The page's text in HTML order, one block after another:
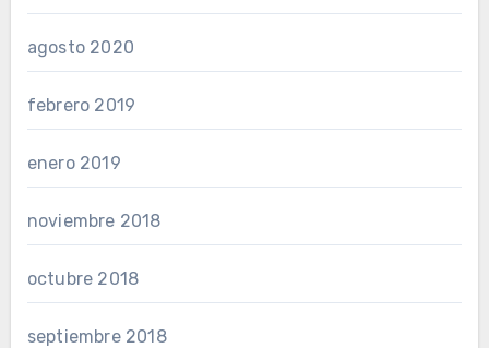
agosto 2020
febrero 2019
enero 2019
noviembre 2018
octubre 2018
septiembre 2018